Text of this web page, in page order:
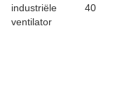
industriële
ventilator
40